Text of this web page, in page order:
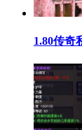
1.80传奇